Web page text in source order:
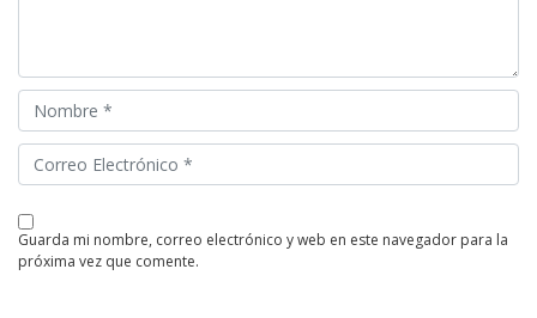
guarda mi nombre, correo electrónico y web en este navegador para la
próxima vez que comente.